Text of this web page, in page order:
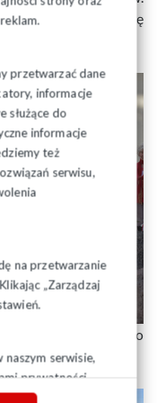
przetwarzać dane
informacje
służące do
informacje
też
serwisu,
na przetwarzanie
„Zarządzaj
naszym serwisie,
prywatności
o przetwarzaniu
modląc się
Popiełuszki.
Jasnogórskiego
z całej Polski.